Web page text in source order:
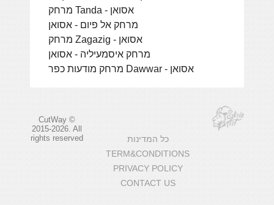
מרחק Tanda - אסואן
מרחק אל פיום - אסואן
מרחק Zagazig - אסואן
מרחק איסמעיליה - אסואן
מרחק מודעות כפר Dawwar - אסואן
CutWay ©
2015-2026. All
rights reserved
כל המדינות
TERM&CONDITIONS
PRIVACY POLICY
CONTACT US